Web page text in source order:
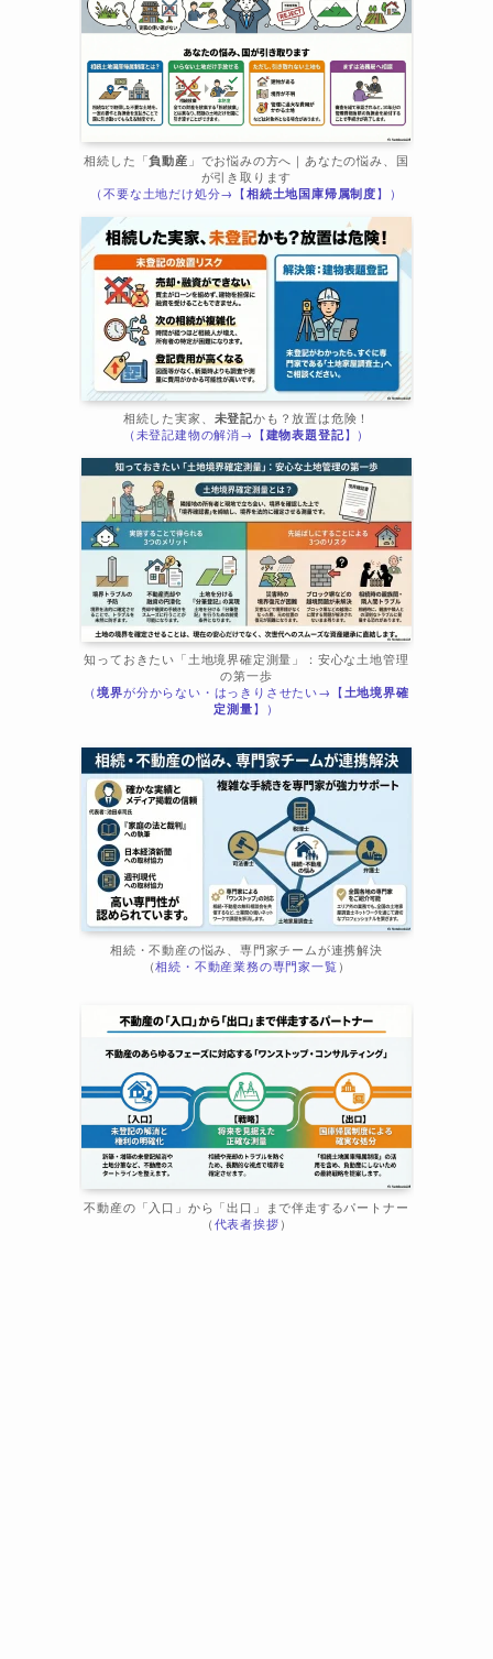
相続した「負動産 」でお悩みの方へ｜あなたの悩み、国
が引き取ります
（不要な土地だけ処分→【相続土地国庫帰属制度】）
相続した実家、 未登記かも？放置は危険！
（未登記建物の解消→【建物表題登記】）
知っておきたい「土地境界確定測量」：安心な土地管理
の第一歩
（境界が分からない・はっきりさせたい→【土地境界確
定測量】）
相続・不動産の悩み、専門家チームが連携解決
（相続・不動産業務の専門家一覧）
不動産の「入口」から「出口」まで伴走するパートナー
（代表者挨拶）